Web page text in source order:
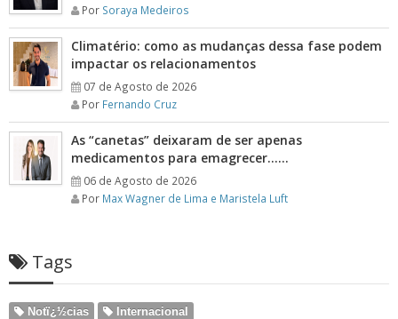
Por Soraya Medeiros
Climatério: como as mudanças dessa fase podem
impactar os relacionamentos
07 de Agosto de 2026
Por Fernando Cruz
As “canetas” deixaram de ser apenas
medicamentos para emagrecer……
06 de Agosto de 2026
Por Max Wagner de Lima e Maristela Luft
Tags
Notï¿½cias Internacional